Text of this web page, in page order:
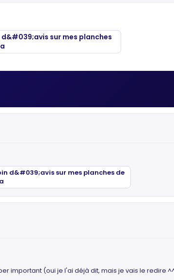
important (oui je l'ai déjà dit, mais je vais le redire